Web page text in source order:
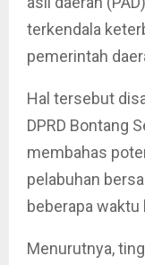
terkendala
pemerintah
Hal tersebut
DPRD Bontang
membahas
pelabuhan
beberapa waktu
Menurutnya,